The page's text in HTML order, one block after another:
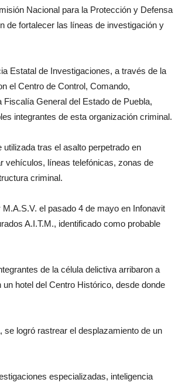
Nacional para la Protección y Defensa
de fortalecer las líneas de investigación y
Estatal de Investigaciones, a través de la
el Centro de Control, Comando,
General del Estado de Puebla,
integrantes de esta organización criminal.
tras el asalto perpetrado en
vehículos, líneas telefónicas, zonas de
criminal.
el pasado 4 de mayo en Infonavit
A.I.T.M., identificado como probable
de la célula delictiva arribaron a
hotel del Centro Histórico, desde donde
logró rastrear el desplazamiento de un
especializadas, inteligencia